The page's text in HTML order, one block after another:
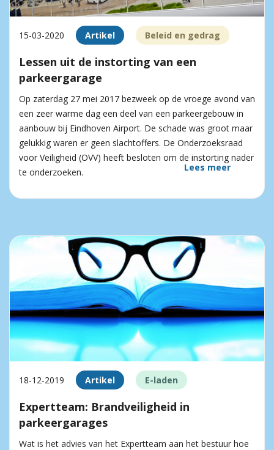
15-03-2020 Artikel Beleid en gedrag
Lessen uit de instorting van een
parkeergarage
Op zaterdag 27 mei 2017 bezweek op de vroege avond van
een zeer warme dag een deel van een parkeergebouw in
aanbouw bij Eindhoven Airport. De schade was groot maar
gelukkig waren er geen slachtoffers. De Onderzoeksraad
voor Veiligheid (OVV) heeft besloten om de instorting nader
te onderzoeken.
Lees meer
18-12-2019 Artikel E-laden
Expertteam: Brandveiligheid in
parkeergarages
Wat is het advies van het Expertteam aan het bestuur hoe